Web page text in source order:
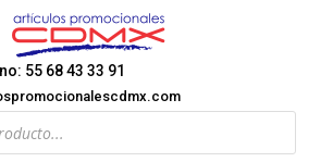
55 68 43 33 91